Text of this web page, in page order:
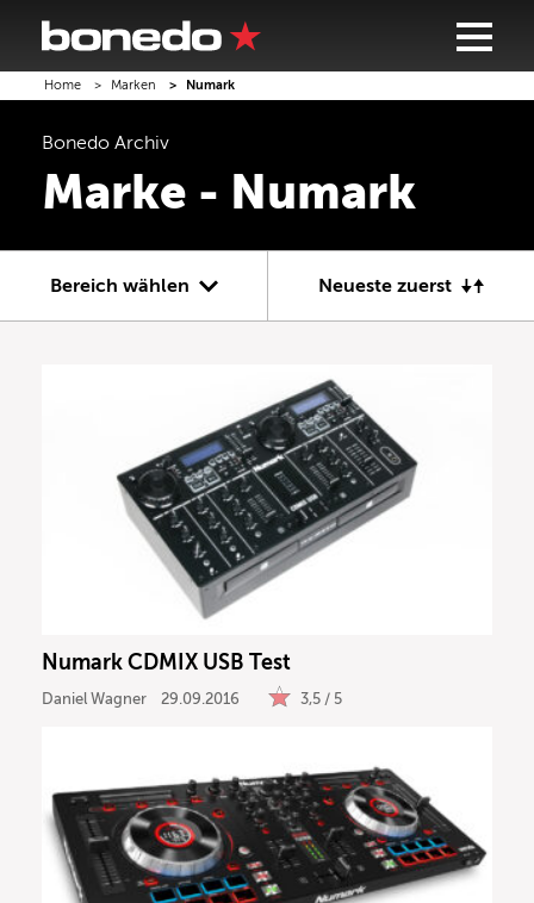
Home Marken Numark
Bonedo Archiv
Marke - Numark
Bereich wählen
Recording
Keyboard
Licht
Vocals
Neueste zuerst
Numark CDMIX USB Test
Daniel Wagner 29.09.2016 3,5 / 5